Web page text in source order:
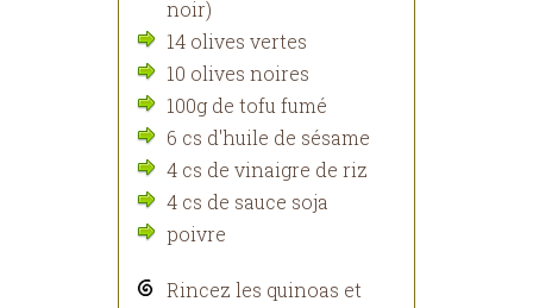
noir)
14 olives vertes
10 olives noires
100g de tofu fumé
6 cs d'huile de sésame
4 cs de vinaigre de riz
4 cs de sauce soja
poivre
Rincez les quinoas et